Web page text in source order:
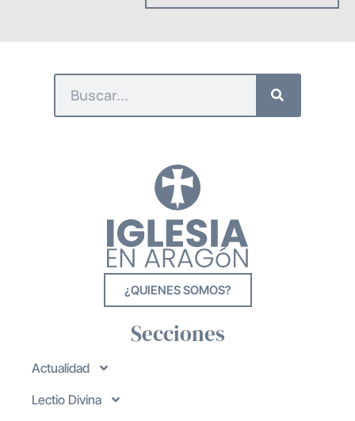
¿QUIENES SOMOS?
Secciones
Actualidad
Lectio Divina